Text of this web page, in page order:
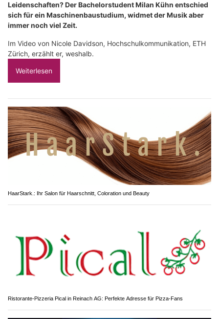
Leidenschaften? Der Bachelorstudent Milan Kühn entschied
sich für ein Maschinenbaustudium, widmet der Musik aber
immer noch viel Zeit.
Im Video von Nicole Davidson, Hochschulkommunikation, ETH
Zürich, erzählt er, weshalb.
Weiterlesen
HaarStark.: Ihr Salon für Haarschnitt, Coloration und Beauty
Ristorante-Pizzeria Pical in Reinach AG: Perfekte Adresse für Pizza-Fans